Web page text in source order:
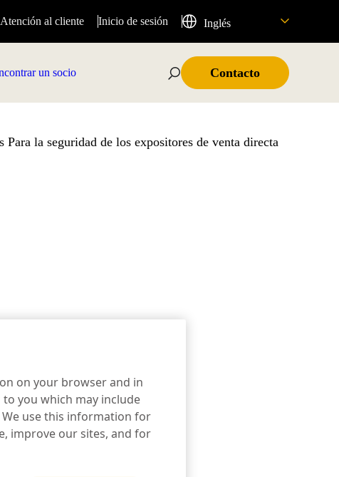
Atención al cliente Inicio de sesión Inglés
un socio Contacto
on your browser and in
you which may include
use this information for
improve our sites, and for